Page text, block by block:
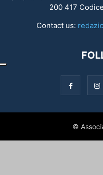
200 417
Contact us:
©